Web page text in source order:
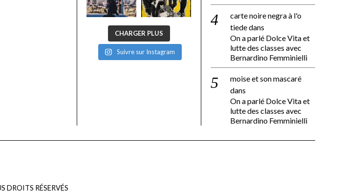
CHARGER PLUS
Suivre sur Instagram
carte noire negra à l'o
tiededans
On a parlé Dolce Vita et
lutte des classes avec
Bernardino Femminielli
moise et son mascaré
dans
On a parlé Dolce Vita et
lutte des classes avec
Bernardino Femminielli
DROITS RÉSERVÉS